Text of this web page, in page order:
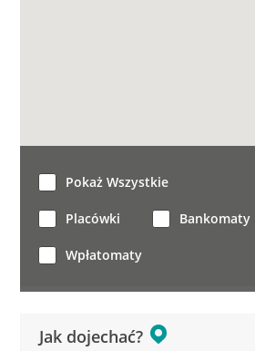
Jak dojechać?
Pokaż Wszystkie
Placówki Bankomaty
Wpłatomaty